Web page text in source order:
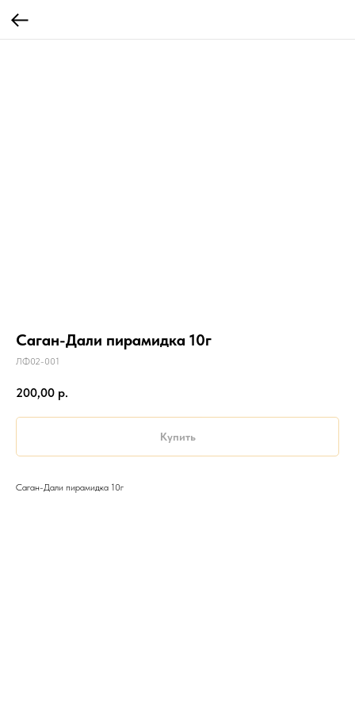
Саган-Дали пирамидка 10г
ЛФ02-001
200,00 р.
Купить
Саган-Дали пирамидка 10г